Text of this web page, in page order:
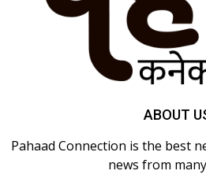
ABOUT
Pahaad Connection is the best
news from